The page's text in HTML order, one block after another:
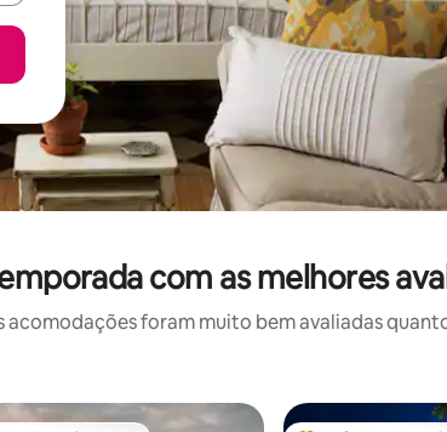
com as melhores
acomodações foram muito bem avaliadas